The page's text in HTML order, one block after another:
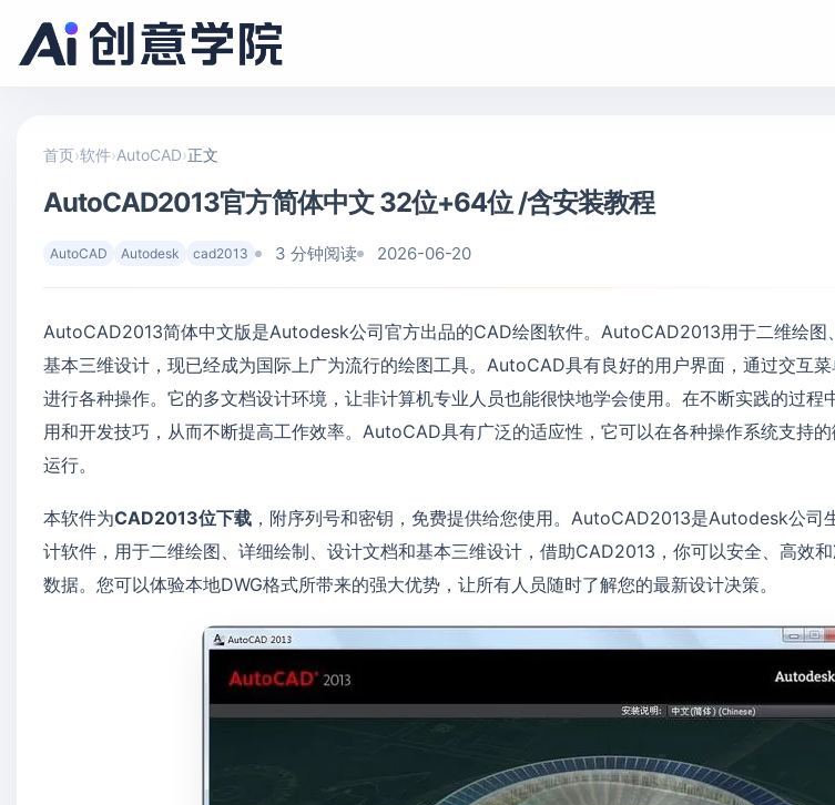
首页›软件›AutoCAD›正文
AutoCAD2013官方简体中文 32位+64位 /含安装教程
AutoCAD Autodesk cad2013 3 分钟阅读 2026-06-20
AutoCAD2013简体中文版是Autodesk公司官方出品的CAD绘图软件。AutoCAD2013用于二维绘图
基本三维设计，现已经成为国际上广为流行的绘图工具。AutoCAD具有良好的用户界面，通过交互
进行各种操作。它的多文档设计环境，让非计算机专业人员也能很快地学会使用。在不断实践的过程
用和开发技巧，从而不断提高工作效率。AutoCAD具有广泛的适应性，它可以在各种操作系统支持
运行。
本软件为CAD2013位下载 ，附序列号和密钥，免费提供给您使用。AutoCAD2013是Autodesk公司
计软件，用于二维绘图、详细绘制、设计文档和基本三维设计，借助CAD2013，你可以安全、高效
数据。您可以体验本地DWG格式所带来的强大优势，让所有人员随时了解您的最新设计决策。